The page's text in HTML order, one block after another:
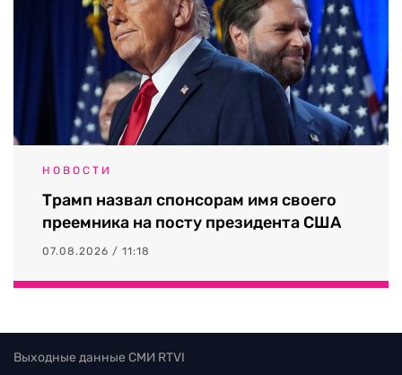
НОВОСТИ
Трамп назвал спонсорам имя своего
преемника на посту президента США
07.08.2026 / 11:18
Выходные данные СМИ RTVI